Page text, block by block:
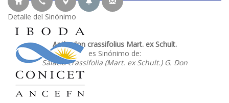
Detalle del Sinónimo
Anthodon crassifolius Mart. ex Schult.
es Sinónimo de:
Salacia crassifolia (Mart. ex Schult.) G. Don